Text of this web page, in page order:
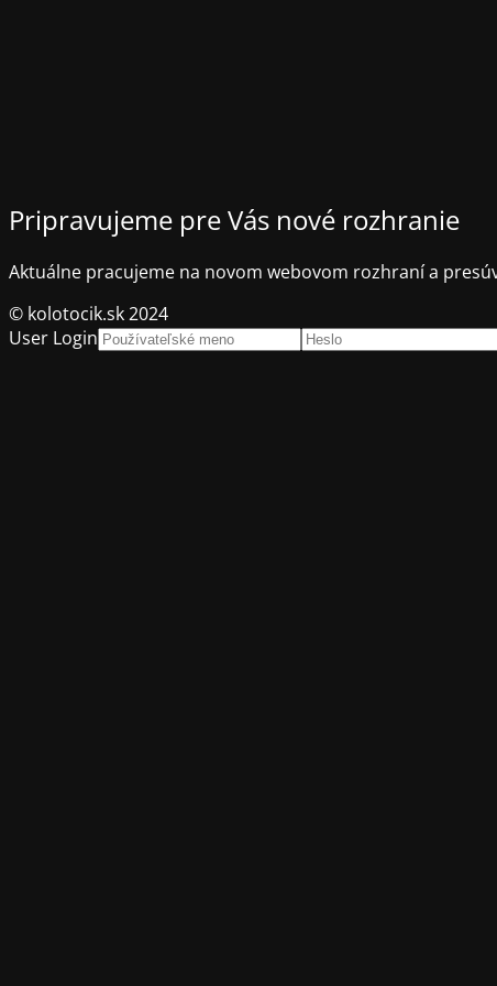
Pripravujeme pre Vás nové rozhranie
Aktuálne pracujeme na novom webovom rozhraní a
© kolotocik.sk 2024
User Login